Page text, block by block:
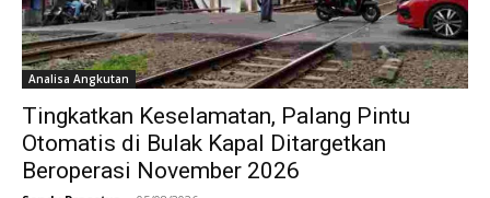
Analisa Angkutan
Tingkatkan Keselamatan, Palang Pintu
Otomatis di Bulak Kapal Ditargetkan
Beroperasi November 2026